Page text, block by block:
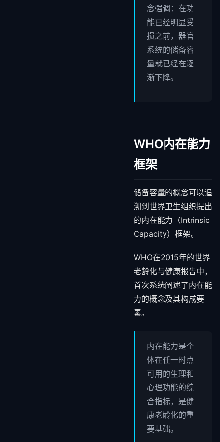
念强调：在功
能已经明显受
损之前，器官
系统的储备容
量就已经在逐
渐下降。
WHO内在能力
框架
储备容量的概念可以追
溯到世界卫生组织提出
的内在能力（Intrinsic
Capacity）框架。
WHO在2015年的世界
老龄化与健康报告中，
首次系统阐述了内在能
力的概念及其构成要
素。
内在能力是个
体在任一时点
可用的生理和
心理功能的综
合指标，是健
康老龄化的重
要基础。